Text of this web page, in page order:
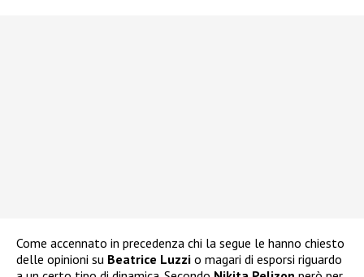
Come accennato in precedenza chi la segue le hanno chiesto
delle opinioni su Beatrice Luzzi o magari di esporsi riguardo